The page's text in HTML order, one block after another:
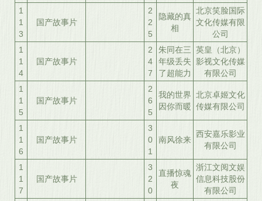
1
1
3
国产故事片
2
2
5
隐藏的真
相
北京笑脸国际
文化传媒有限
公司
1
1
4
国产故事片
2
4
7
朱同在三
年级丢失
了超能力
英皇（北京）
影视文化传媒
有限公司
1
1
5
国产故事片
2
6
5
我的世界
因你而暖
北京卓姬文化
传媒有限公司
1
1
6
国产故事片
3
0
1
南风徐来
西安嘉乐影业
有限公司
1
1
7
国产故事片
3
2
0
直播惊魂
夜
浙江文阅文娱
信息科技股份
有限公司